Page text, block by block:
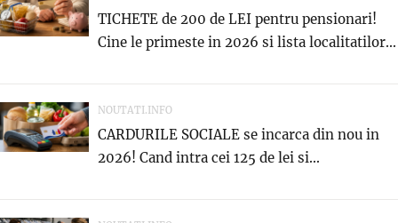
TICHETE de 200 de LEI pentru pensionari!
Cine le primeste in 2026 si lista localitatilor...
NOUTATI.INFO
CARDURILE SOCIALE se incarca din nou in
2026! Cand intra cei 125 de lei si...